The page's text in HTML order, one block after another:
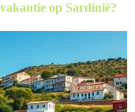
op Sardinië?